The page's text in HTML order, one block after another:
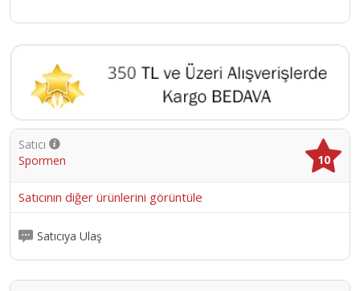
Satıcı
Spormen
10
Satıcının diğer ürünlerini görüntüle
Satıcıya Ulaş